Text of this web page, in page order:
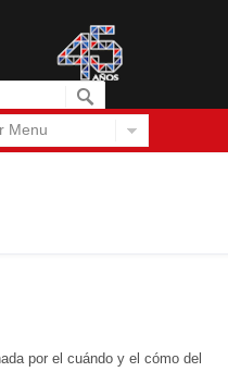
Menu
por el cuándo y el cómo del